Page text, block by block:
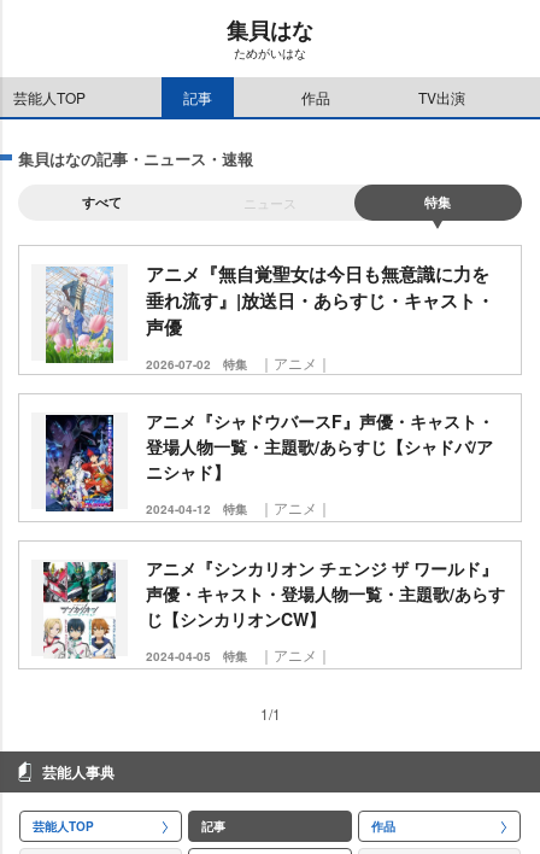
集貝はな
ためがいはな
芸能人TOP 記事 作品 TV出演
集貝はなの記事・ニュース・速報
すべて ニュース 特集
アニメ『無自覚聖女は今日も無意識に力を
垂れ流す』|放送日・あらすじ・キャスト・
声優
2026-07-02 特集 ｜アニメ｜
アニメ『シャドウバースF』声優・キャスト・
登場人物一覧・主題歌/あらすじ【シャドバ/ア
ニシャド】
2024-04-12 特集 ｜アニメ｜
アニメ『シンカリオン チェンジ ザ ワールド』
声優・キャスト・登場人物一覧・主題歌/あらす
じ【シンカリオンCW】
2024-04-05 特集 ｜アニメ｜
1/1
芸能人事典
芸能人TOP 記事 作品